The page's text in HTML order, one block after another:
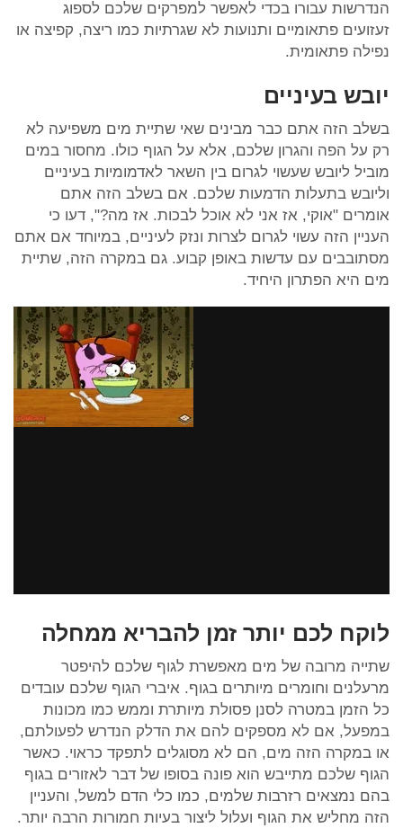
הנדרשות עבורו בכדי לאפשר למפרקים שלכם לספוג
זעזועים פתאומיים ותנועות לא שגרתיות כמו ריצה, קפיצה או
נפילה פתאומית.
יובש בעיניים
בשלב הזה אתם כבר מבינים שאי שתיית מים משפיעה לא
רק על הפה והגרון שלכם, אלא על הגוף כולו. מחסור במים
מוביל ליובש שעשוי לגרום בין השאר לאדמומיות בעיניים
וליובש בתעלות הדמעות שלכם. אם בשלב הזה אתם
אומרים "אוקי, אז אני לא אוכל לבכות. אז מה?", דעו כי
העניין הזה עשוי לגרום לצרות ונזק לעיניים, במיוחד אם אתם
מסתובבים עם עדשות באופן קבוע. גם במקרה הזה, שתיית
מים היא הפתרון היחיד.
לוקח לכם יותר זמן להבריא ממחלה
שתייה מרובה של מים מאפשרת לגוף שלכם להיפטר
מרעלנים וחומרים מיותרים בגוף. איברי הגוף שלכם עובדים
כל הזמן במטרה לסנן פסולת מיותרת וממש כמו מכונות
במפעל, אם לא מספקים להם את הדלק הנדרש לפעולתם,
או במקרה הזה מים, הם לא מסוגלים לתפקד כראוי. כאשר
הגוף שלכם מתייבש הוא פונה בסופו של דבר לאזורים בגוף
בהם נמצאים רזרבות שלמים, כמו כלי הדם למשל, והעניין
הזה מחליש את הגוף ועלול ליצור בעיות חמורות הרבה יותר.